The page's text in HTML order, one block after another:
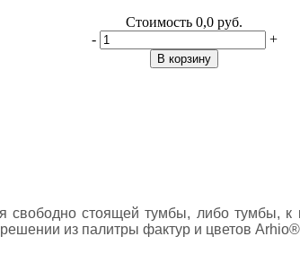
Стоимость 0,0 руб.
-
+
В корзину
стоящей тумбы, либо тумбы, к
из палитры фактур и цветов